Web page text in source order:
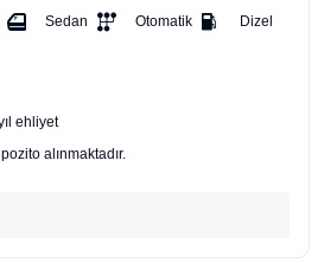
Sedan Otomatik
Dizel
ehliyet
alınmaktadır.